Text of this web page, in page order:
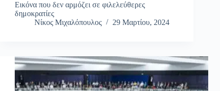
Εικόνα που δεν αρμόζει σε φιλελεύθερες
δημοκρατίες
Νίκος Μιχαλόπουλος
29 Μαρτίου, 2024